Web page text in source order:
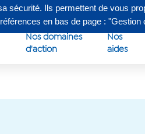
Nos domaines
d'action
Nos
aides
sécurité. Ils permettent de vous
en bas de page : "Gestion